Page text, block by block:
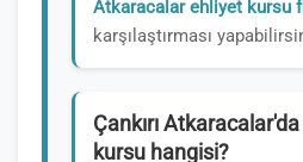
Atkaracalar ehliyet kursu
karşılaştırması
Çankırı
kursu hangisi?